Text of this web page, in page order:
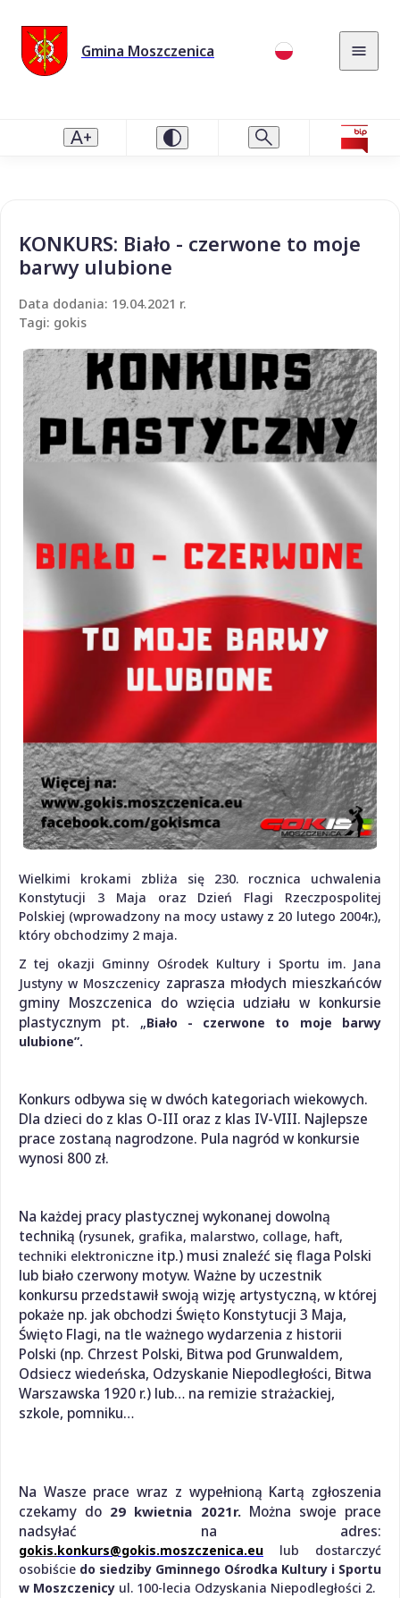
Gmina Moszczenica
KONKURS: Biało - czerwone to moje
barwy ulubione
Data dodania: 19.04.2021 r.
Tagi: gokis
Wielkimi krokami zbliża się 230. rocznica uchwalenia
Konstytucji 3 Maja oraz Dzień Flagi Rzeczpospolitej
Polskiej (wprowadzony na mocy ustawy z 20 lutego 2004r.),
który obchodzimy 2 maja.
Z tej okazji Gminny Ośrodek Kultury i Sportu im. Jana
Justyny w Moszczenicy zaprasza młodych mieszkańców
gminy Moszczenica do wzięcia udziału w konkursie
plastycznym pt. „Biało - czerwone to moje barwy
ulubione”.
Konkurs odbywa się w dwóch kategoriach wiekowych.
Dla dzieci do z klas O-III oraz z klas IV-VIII. Najlepsze
prace zostaną nagrodzone. Pula nagród w konkursie
wynosi 800 zł.
Na każdej pracy plastycznej wykonanej dowolną
techniką (rysunek, grafika, malarstwo, collage, haft,
techniki elektroniczne itp.) musi znaleźć się flaga Polski
lub biało czerwony motyw. Ważne by uczestnik
konkursu przedstawił swoją wizję artystyczną, w której
pokaże np. jak obchodzi Święto Konstytucji 3 Maja,
Święto Flagi, na tle ważnego wydarzenia z historii
Polski (np. Chrzest Polski, Bitwa pod Grunwaldem,
Odsiecz wiedeńska, Odzyskanie Niepodległości, Bitwa
Warszawska 1920 r.) lub… na remizie strażackiej,
szkole, pomniku…
Na Wasze prace wraz z wypełnioną Kartą zgłoszenia
czekamy do 29 kwietnia 2021r.Można swoje prace
nadsyłać na adres:
gokis.konkurs@gokis.moszczenica.eu
lub dostarczyć
osobiście do siedziby Gminnego Ośrodka Kultury i Sportu
w Moszczenicy ul. 100-lecia Odzyskania Niepodległości 2.